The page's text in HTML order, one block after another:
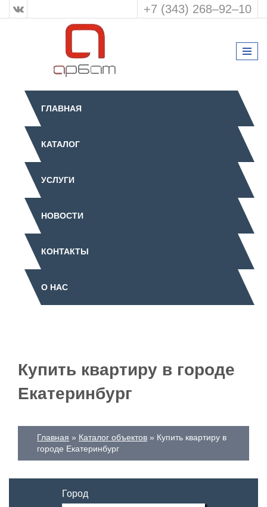
+7 (343) 268‒92‒10
ГЛАВНАЯ
КАТАЛОГ
УСЛУГИ
НОВОСТИ
КОНТАКТЫ
О НАС
Купить квартиру в городе
Екатеринбург
Главная Каталог объектов
Купить квартиру в
городе Екатеринбург
Город